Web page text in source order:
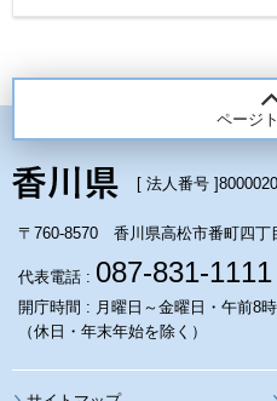
ページ
[ 法人番号 ]
〒760-8570 香川県高松市番町四丁
代表電話 : 087-831-1111
開庁時間 : 月曜日～金曜日・午前8
（休日・年末年始を除く）